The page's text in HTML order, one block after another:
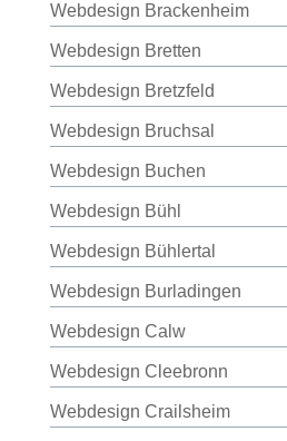
Webdesign Brackenheim
Webdesign Bretten
Webdesign Bretzfeld
Webdesign Bruchsal
Webdesign Buchen
Webdesign Bühl
Webdesign Bühlertal
Webdesign Burladingen
Webdesign Calw
Webdesign Cleebronn
Webdesign Crailsheim